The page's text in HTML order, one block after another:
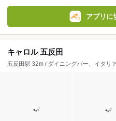
アプリに
キャロル 五反田
五反田駅 32m / ダイニングバー、イタリ